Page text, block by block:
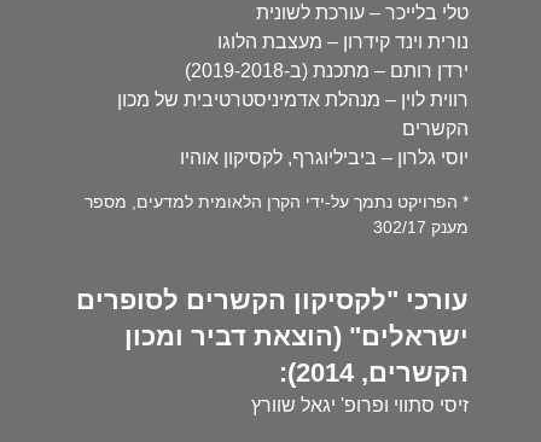
טלי בלייכר – עורכת לשונית
נורית וינד קידרון – מעצבת הלוגו
ירדן רותם – מתכנת (ב-2019-2018)
רווית לוין – מנהלת אדמיניסטרטיבית של מכון
הקשרים
יוסי גלרון – ביביליוגרף, לקסיקון אוהיו
* הפרויקט נתמך על-ידי הקרן הלאומית למדעים, מספר
מענק 302/17
עורכי "לקסיקון הקשרים לסופרים
ישראלים" (הוצאת דביר ומכון
הקשרים, 2014):
זיסי סתווי ופרופ' יגאל שוורץ